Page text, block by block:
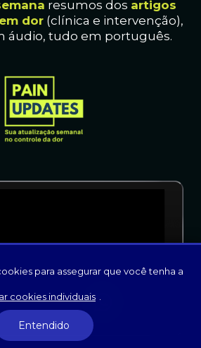
resumos dos artigos
dor(clínica e intervenção),
áudio, tudo em português.
para assegurar que você tenha a
cookies individuais
Entendido